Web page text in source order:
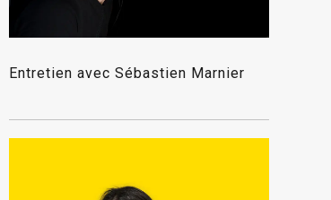
Entretien avec Sébastien Marnier